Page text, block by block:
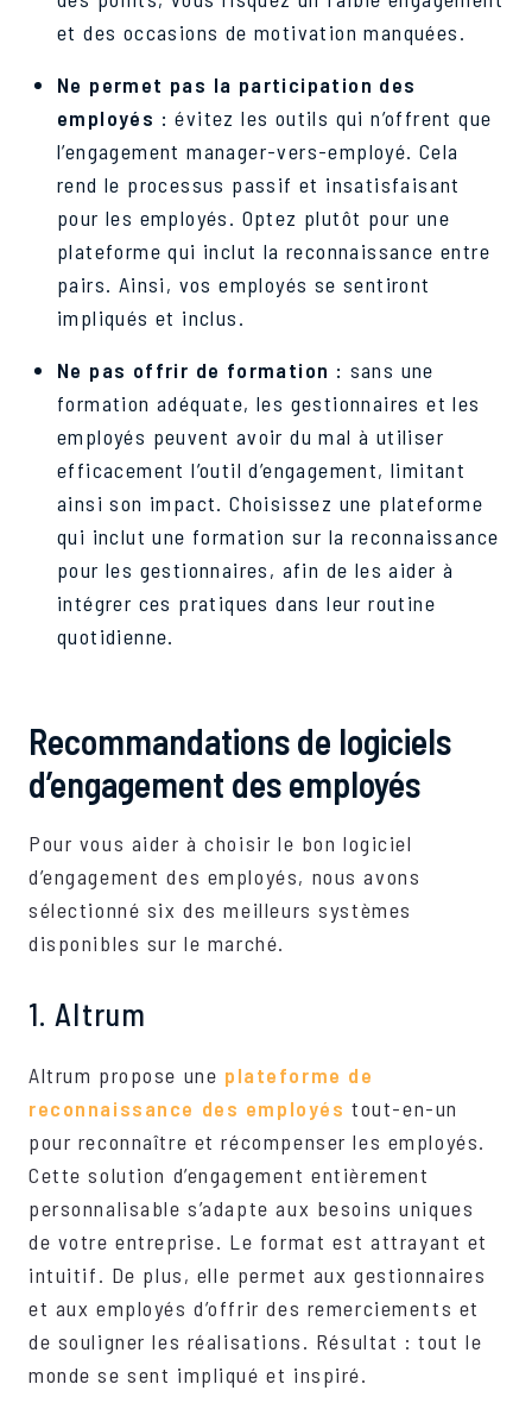
et des occasions de motivation manquées.
Ne permet pas la participation des
employés : évitez les outils qui n’offrent que
l’engagement manager-vers-employé. Cela
rend le processus passif et insatisfaisant
pour les employés. Optez plutôt pour une
plateforme qui inclut la reconnaissance entre
pairs. Ainsi, vos employés se sentiront
impliqués et inclus.
Ne pas offrir de formation : sans une
formation adéquate, les gestionnaires et les
employés peuvent avoir du mal à utiliser
efficacement l’outil d’engagement, limitant
ainsi son impact. Choisissez une plateforme
qui inclut une formation sur la reconnaissance
pour les gestionnaires, afin de les aider à
intégrer ces pratiques dans leur routine
quotidienne.
Recommandations de logiciels
d’engagement des employés
Pour vous aider à choisir le bon logiciel
d’engagement des employés, nous avons
sélectionné six des meilleurs systèmes
disponibles sur le marché.
1. Altrum
Altrum propose une plateforme de
reconnaissance des employés tout-en-un
pour reconnaître et récompenser les employés.
Cette solution d’engagement entièrement
personnalisable s’adapte aux besoins uniques
de votre entreprise. Le format est attrayant et
intuitif. De plus, elle permet aux gestionnaires
et aux employés d’offrir des remerciements et
de souligner les réalisations. Résultat : tout le
monde se sent impliqué et inspiré.